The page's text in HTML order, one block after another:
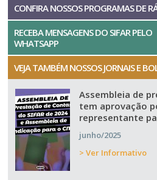
CONFIRA NOSSOS PROGRAMAS DE
RECEBA MENSAGENS DO SIFAR PELO
WHATSAPP
VEJA TAMBÉM NOSSOS JORNAIS E
Assembleia de
tem aprovação
representante
junho/2025
> Ver Informativo